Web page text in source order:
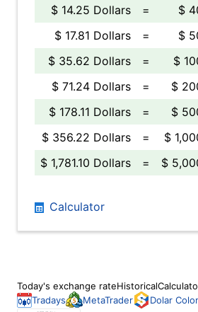
$ 14.25 Dollars
=
$
$ 17.81 Dollars
=
$
$ 35.62 Dollars
=
$
$ 71.24 Dollars
=
$
$ 178.11 Dollars
=
$
$ 356.22 Dollars
=
$
$ 1,781.10 Dollars
= $
Calculator
Today's exchange rateHistorical
Tradays
MetaTrader Dolar